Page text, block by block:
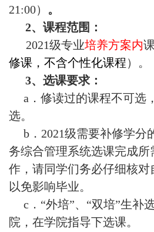
业
流
作
党
21:00） 。
2、课程范围：
2021级专业培养方案内
修课，不含个性化课程）。
3、选课要求：
a．修读过的课程不可选
选。
b．2021级需要补修学分
务综合管理系统选课完成所
作，请同学们务必仔细核对
以免影响毕业。
c．“外培”、“双培”生补
院，在学院指导下选课。